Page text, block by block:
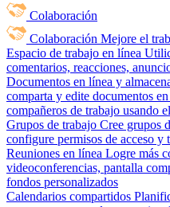
Colaboración
Colaboración Mejore el
Espacio de trabajo en línea
comentarios, reacciones,
Documentos en línea y
comparta y edite documentos
compañeros de trabajo usando
Grupos de trabajo Cree grupos
configure permisos de acceso y
Reuniones en línea Logre más
videoconferencias, pantalla
fondos personalizados
Calendarios compartidos